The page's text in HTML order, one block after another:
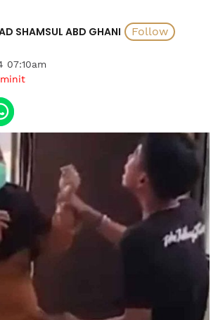
SHAMSUL ABD GHANI
07:10am
minit